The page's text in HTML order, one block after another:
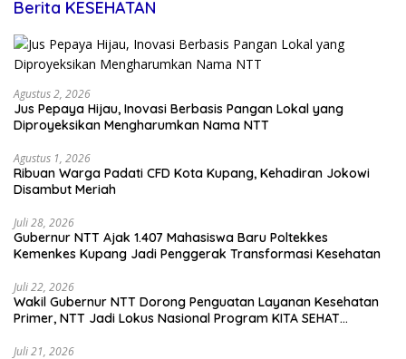
Berita KESEHATAN
Agustus 2, 2026
Jus Pepaya Hijau, Inovasi Berbasis Pangan Lokal yang
Diproyeksikan Mengharumkan Nama NTT
Agustus 1, 2026
Ribuan Warga Padati CFD Kota Kupang, Kehadiran Jokowi
Disambut Meriah
Juli 28, 2026
Gubernur NTT Ajak 1.407 Mahasiswa Baru Poltekkes
Kemenkes Kupang Jadi Penggerak Transformasi Kesehatan
Juli 22, 2026
Wakil Gubernur NTT Dorong Penguatan Layanan Kesehatan
Primer, NTT Jadi Lokus Nasional Program KITA SEHAT
Juli 21, 2026